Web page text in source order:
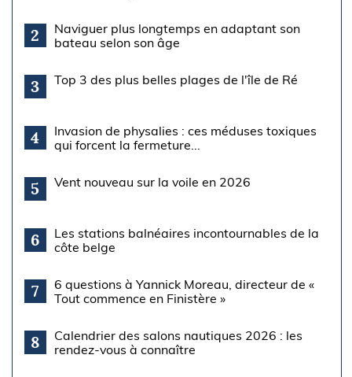
2
Naviguer plus longtemps en adaptant son
bateau selon son âge
3 Top 3 des plus belles plages de l'île de Ré
4
Invasion de physalies : ces méduses toxiques
qui forcent la fermeture...
5 Vent nouveau sur la voile en 2026
6
Les stations balnéaires incontournables de la
côte belge
7
6 questions à Yannick Moreau, directeur de «
Tout commence en Finistère »
8
Calendrier des salons nautiques 2026 : les
rendez-vous à connaître